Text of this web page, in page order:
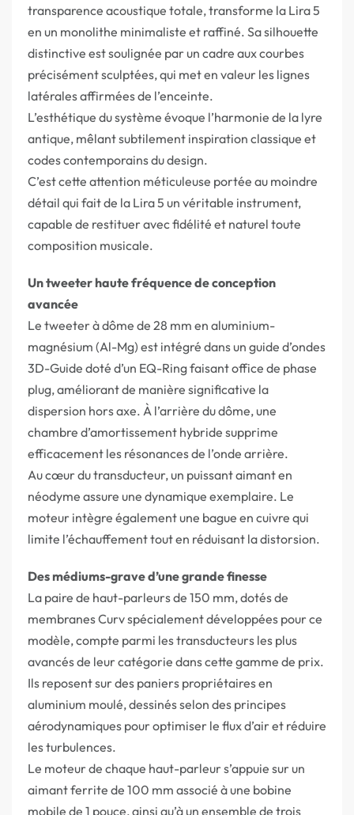
transparence acoustique totale, transforme la Lira 5
en un monolithe minimaliste et raffiné. Sa silhouette
distinctive est soulignée par un cadre aux courbes
précisément sculptées, qui met en valeur les lignes
latérales affirmées de l’enceinte.
L’esthétique du système évoque l’harmonie de la lyre
antique, mêlant subtilement inspiration classique et
codes contemporains du design.
C’est cette attention méticuleuse portée au moindre
détail qui fait de la Lira 5 un véritable instrument,
capable de restituer avec fidélité et naturel toute
composition musicale.
Un tweeter haute fréquence de conception
avancée
Le tweeter à dôme de 28 mm en aluminium-
magnésium (Al-Mg) est intégré dans un guide d’ondes
3D-Guide doté d’un EQ-Ring faisant office de phase
plug, améliorant de manière significative la
dispersion hors axe. À l’arrière du dôme, une
chambre d’amortissement hybride supprime
efficacement les résonances de l’onde arrière.
Au cœur du transducteur, un puissant aimant en
néodyme assure une dynamique exemplaire. Le
moteur intègre également une bague en cuivre qui
limite l’échauffement tout en réduisant la distorsion.
Des médiums-grave d’une grande finesse
La paire de haut-parleurs de 150 mm, dotés de
membranes Curv spécialement développées pour ce
modèle, compte parmi les transducteurs les plus
avancés de leur catégorie dans cette gamme de prix.
Ils reposent sur des paniers propriétaires en
aluminium moulé, dessinés selon des principes
aérodynamiques pour optimiser le flux d’air et réduire
les turbulences.
Le moteur de chaque haut-parleur s’appuie sur un
aimant ferrite de 100 mm associé à une bobine
mobile de 1 pouce, ainsi qu’à un ensemble de trois